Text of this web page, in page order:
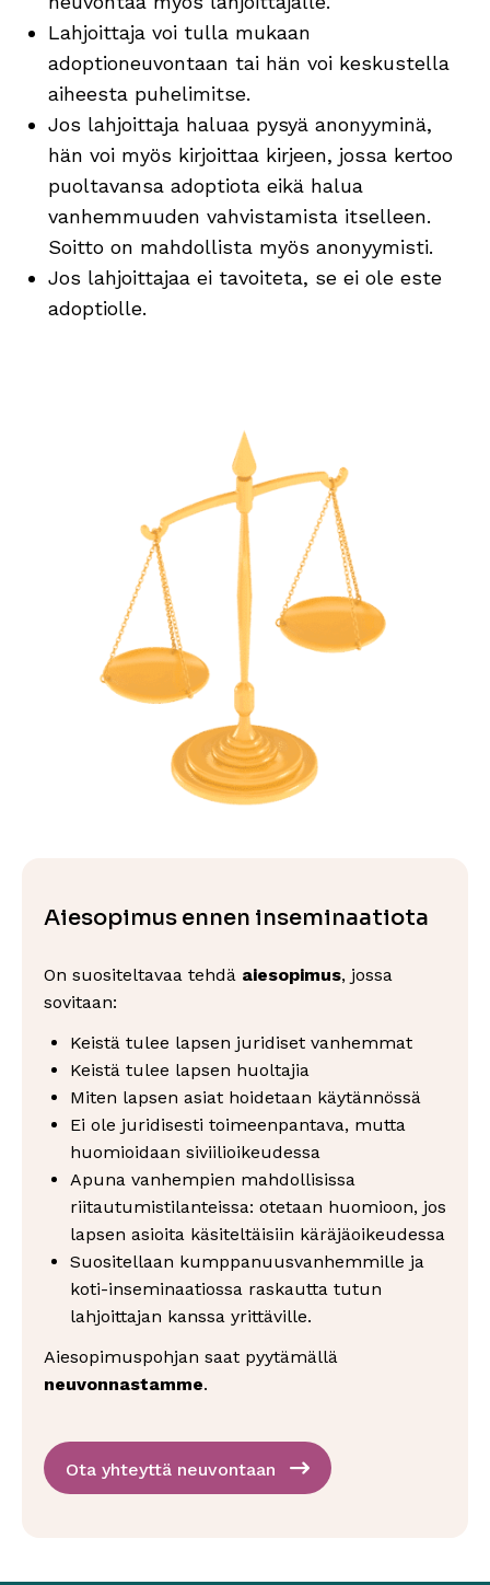
Lahjoittaja voi tulla mukaan
adoptioneuvontaan tai hän voi keskustella
aiheesta puhelimitse.
Jos lahjoittaja haluaa pysyä anonyyminä,
hän voi myös kirjoittaa kirjeen, jossa kertoo
puoltavansa adoptiota eikä halua
vanhemmuuden vahvistamista itselleen.
Soitto on mahdollista myös anonyymisti.
Jos lahjoittajaa ei tavoiteta, se ei ole este
adoptiolle.
Aiesopimus ennen inseminaatiota
On suositeltavaa tehdä aiesopimus, jossa
sovitaan:
Keistä tulee lapsen juridiset vanhemmat
Keistä tulee lapsen huoltajia
Miten lapsen asiat hoidetaan käytännössä
Ei ole juridisesti toimeenpantava, mutta
huomioidaan siviilioikeudessa
Apuna vanhempien mahdollisissa
riitautumistilanteissa: otetaan huomioon, jos
lapsen asioita käsiteltäisiin käräjäoikeudessa
Suositellaan kumppanuusvanhemmille ja
koti-inseminaatiossa raskautta tutun
lahjoittajan kanssa yrittäville.
Aiesopimuspohjan saat pyytämällä
neuvonnastamme.
Ota yhteyttä neuvontaan